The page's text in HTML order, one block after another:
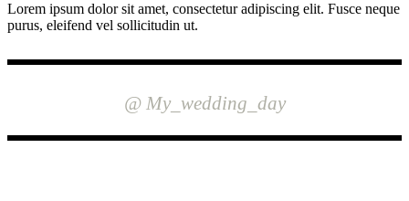
Lorem ipsum dolor sit amet, consectetur adipiscing elit. Fusce neque
purus, eleifend vel sollicitudin ut.
@ My_wedding_day